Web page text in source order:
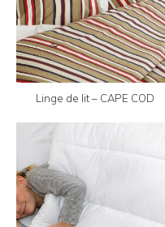
Linge de lit – CAPE COD